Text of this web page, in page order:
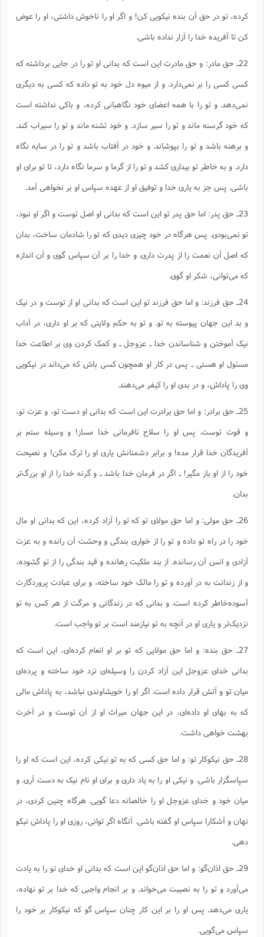
کرده، تو در حق آن بنده نیکویی کن! و اگر او را ناخوش داشتی، او را عوض
کن تا آفریده خدا را آزار نداده باشی.
22ـ حق مادر: و حق مادرت این است که بدانی او تو را در جایی برداشته که
کسی کسی را بر نمی‌دارد. و از میوه دل خود به تو داده که کسی به دیگری
نمی‌دهد. و تو را با همه اعضای خود نگاهبانی کرده، و باکی نداشته است
که خود گرسنه ماند و تو را سیر سازد. و خود تشنه ماند و تو را سیراب کند.
و برهنه باشد و تو را بپوشاند. و خود در آفتاب باشد و تو را در سایه نگاه‌
دارد. و به خاطر تو بیداری کشد و تو را از گرما و سرما نگاه دارد، تا تو برای او
باشی. پس جز به یاری خدا و توفیق او از عهده سپاس او بر نخواهی آمد.
23ـ حق پدر: اما حق پدر تو این است که بدانی او اصل توست و اگر او نبود،
تو نمی‌بودی. پس هرگاه در خود چیزی دیدی که تو را شادمان ساخت، بدان
که اصل آن نعمت را از پدرت داری. و خدا را بر آن سپاس گوی و آن اندازه
که می‌توانی، شکر او گوی.
24ـ حق فرزند: و اما حق فرزند تو این است که بدانی او از توست و در نیک
و بد این جهان پیوسته به تو. و تو به حکم ولایتی که بر او داری، در آداب
نیک آموختن و شناساندن خدا ـ عزوجل ـ و کمک کردن وی بر اطاعت خدا
مسئول او هستی ـ پس در کار او همچون کسی باش که می‌داند در نیکویی
وی را پاداش، و در بدی او را کیفر می‌دهند.
25ـ حق برادر: و اما حق برادرت این است که بدانی او دست تو، و عزت تو،
و قوت توست. پس او را سلاح نافرمانی خدا مساز! و وسیله ستم بر
آفریدگان خدا قرار مده! و برابر دشمنانش یاری او را ترک مکن! و نصیحت
خود را از او باز مگیر! ـ اگر در فرمان خدا باشد ـ و گرنه خدا را از او بزرگ‌تر
بدان.
26ـ حق مولی: و اما حق مولای تو که تو را آزاد کرده، این که بدانی او مال
خود را در راه تو داده و تو را از خواری بندگی و وحشت آن رانده و به عزت
آزادی و انس آن رسانده. از بند ملکیت رهانده و قید بندگی را از تو گشوده،
و از زندانت به در آورده و تو را مالک خود ساخته، و برای عبادت پروردگارت
آسوده‌خاطر کرده است. و بدانی که در زندگانی و مرگت از هر کس به تو
نزدیک‌تر و یاری‌ او در آنچه به تو نیازمند است بر تو واجب است.
27ـ حق بنده: و اما حق مولایی که تو بر او انعام کرده‌ای، این است که
بدانی خدای عزوجل این آزاد کردن را وسیله‌ای نزد خود ساخته و پرده‌ای
میان تو و آتش قرار داده است. اگر او را خویشاوندی نباشد، به پاداش مالی
که به بهای او داده‌ای، در این جهان میراث او از آن توست و در آخرت
بهشت خواهی داشت.
28ـ حق نیکوکار تو: و اما حق کسی که به تو نیکی کرده، این است که او را
سپاسگزار باشی. و نیکی او را به یاد داری و برای او نام نیک به دست آری. و
میان خود و خدای عزوجل او را خالصانه دعا گویی. هرگاه چنین کردی، در
نهان و آشکارا سپاس او گفته باشی. آنگاه اگر توانی، روزی او را پاداش نیکو
دهی.
29ـ حق اذان‌گو: و اما حق اذان‌گو این است که بدانی او خدای تو را به یادت
می‌آورد و تو را به نصیبت می‌خواند. و بر انجام واجبی که خدا بر تو نهاده،
یاری می‌دهد. پس او را بر این کار چنان سپاس گو که نیکوکار بر خود را
سپاس می‌گویی.